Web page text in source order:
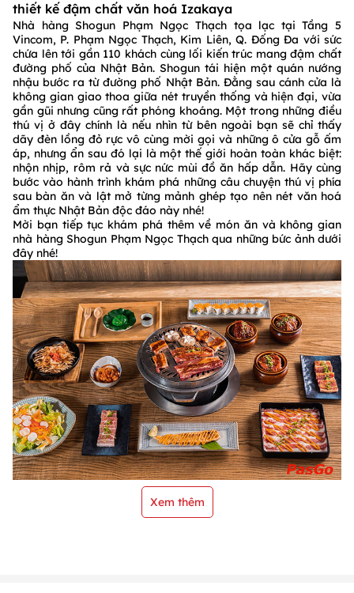
thiết kế đậm chất văn hoá Izakaya
Nhà hàng Shogun Phạm Ngọc Thạch tọa lạc tại Tầng 5
Vincom, P. Phạm Ngọc Thạch, Kim Liên, Q. Đống Đa với sức
chứa lên tới gần 110 khách cùng lối kiến trúc mang đậm chất
đường phố của Nhật Bản. Shogun tái hiện một quán nướng
nhậu bước ra từ đường phố Nhật Bản. Đằng sau cánh cửa là
không gian giao thoa giữa nét truyền thống và hiện đại, vừa
gần gũi nhưng cũng rất phóng khoáng. Một trong những điều
thú vị ở đây chính là nếu nhìn từ bên ngoài bạn sẽ chỉ thấy
dãy đèn lồng đỏ rực vô cùng mời gọi và những ô cửa gỗ ấm
áp, nhưng ẩn sau đó lại là một thế giới hoàn toàn khác biệt:
nhộn nhịp, rôm rả và sực nức mùi đồ ăn hấp dẫn. Hãy cùng
bước vào hành trình khám phá những câu chuyện thú vị phía
sau bàn ăn và lật mở từng mảnh ghép tạo nên nét văn hoá
ẩm thực Nhật Bản độc đáo này nhé!
Mời bạn tiếp tục khám phá thêm về món ăn và không gian
nhà hàng Shogun Phạm Ngọc Thạch qua những bức ảnh dưới
đây nhé!
Xem thêm